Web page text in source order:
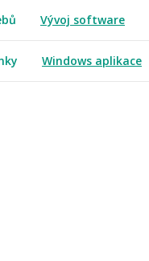
Vývoj software
Windows aplikace